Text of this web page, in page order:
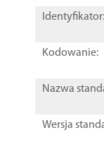
Identyfikator:
Kodowanie:
Nazwa
Wersja